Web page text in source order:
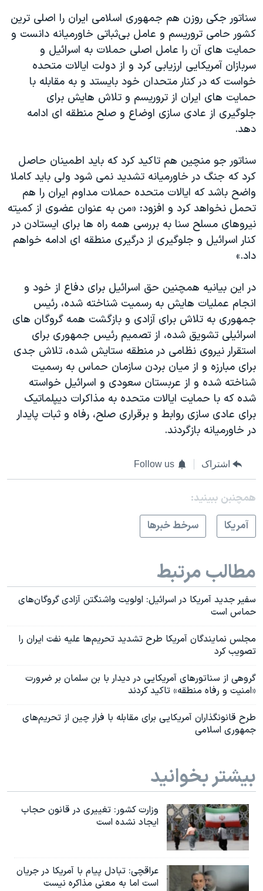
سناتور جکی روزن هم جمهوری اسلامی ایران را اصلی ترین
کشور حامی تروریسم و عامل بی‌ثباتی خاورمیانه دانست و
حمایت های آن را عامل اصلی حملات به اسرائیل و
سربازان آمریکایی ارزیابی کرد و از دولت ایالات متحده
خواست که در کنار متحدان خود بایستد و به مقابله با
حمایت های ایران از تروریسم و تلاش هایش برای
جلوگیری از عادی سازی اوضاع و صلح منطقه ای ادامه
دهد.
سناتور جو منچین هم تاکید کرد که باید اطمینان حاصل
کرد که جنگ در خاورمیانه تشدید نمی شود ولی باید کاملا
واضح باشد که ایالات متحده حملات مداوم ایران را هم
تحمل نخواهد کرد و افزود: «من به عنوان عضوی از کمیته
نیروهای مسلح سنا به بررسی همه راه ها برای ایستادن در
کنار اسرائیل و جلوگیری از درگیری منطقه ای ادامه خواهم
داد.»
در این بیانیه همچنین حق اسرائیل برای دفاع از خود و
انجام عملیات هایش به رسمیت شناخته شده، رئیس
جمهوری به تلاش برای آزادی و بازگشت همه گروگان های
اسرائیلی تشویق شده، از تصمیم رئیس جمهوری برای
استقرار نیروی نظامی در منطقه ستایش شده، تلاش جدی
برای مبارزه و از میان بردن سازمان حماس به رسمیت
شناخته شده و از عربستان سعودی و اسرائیل خواسته
شده که با حمایت ایالات متحده به مذاکرات دیپلماتیک
برای عادی سازی روابط و برقراری صلح، رفاه و ثبات پایدار
در خاورمیانه بازگردند.
اشتراک Follow us
همچنبن ببینید:
آمريکا
سرخط خبرها
مطالب مرتبط
سفیر جدید آمریکا در اسرائیل: اولویت واشنگتن آزادی گروگان‌های
حماس است
مجلس نمایندگان آمریکا طرح تشدید تحریم‌ها علیه نفت ایران را
تصویب کرد
گروهی از سناتورهای آمریکایی در دیدار با بن سلمان بر ضرورت
«امنیت و رفاه منطقه» تاکید کردند
طرح قانونگذاران آمریکایی برای مقابله با فرار چین از تحریم‌های
جمهوری اسلامی
بیشتر بخوانید
وزارت کشور: تغییری در قانون حجاب
ایجاد نشده است
عراقچی: تبادل پیام با آمریکا در جریان
است اما به معنی مذاکره نیست